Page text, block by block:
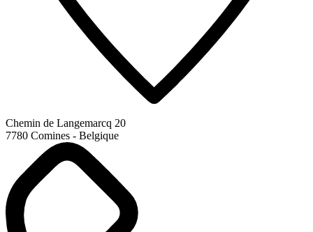
Chemin de Langemarcq 20
7780 Comines - Belgique